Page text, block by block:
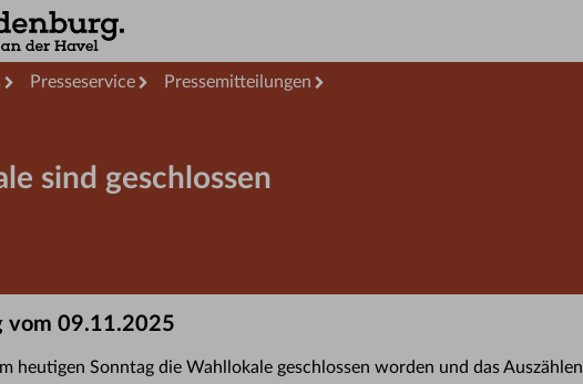
Presseservice Pressemitteilungen
sind geschlossen
vom 09.11.2025
heutigen Sonntag die Wahllokale geschlossen worden und das Auszählen